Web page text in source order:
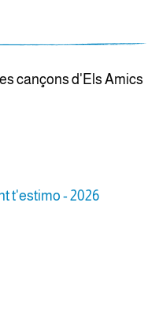
cançons d'Els Amics
t'estimo - 2026